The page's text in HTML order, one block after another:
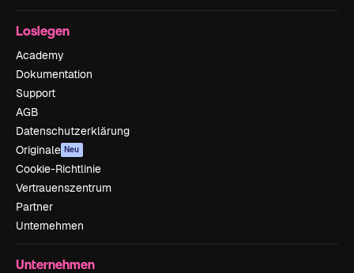
Loslegen
Academy
Dokumentation
Support
AGB
Datenschutzerklärung
Originale Neu
Cookie-Richtlinie
Vertrauenszentrum
Partner
Unternehmen
Unternehmen